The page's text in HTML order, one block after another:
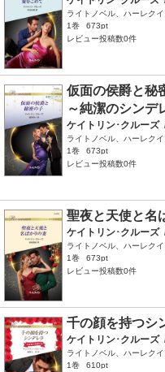
ライトノベル、ハーレクイ
1巻
673pt
レビュー投稿数0件
仮面の侯爵と秘
～純潔のシンデ
ケイトリン･クルーズ
ライトノベル、ハーレクイ
1巻
673pt
レビュー投稿数0件
聖夜と天使と名
ケイトリン･クルーズ
ライトノベル、ハーレクイ
1巻
673pt
レビュー投稿数0件
千の顔を持つシ
ケイトリン･クルーズ
ライトノベル、ハーレクイ
1巻
610pt